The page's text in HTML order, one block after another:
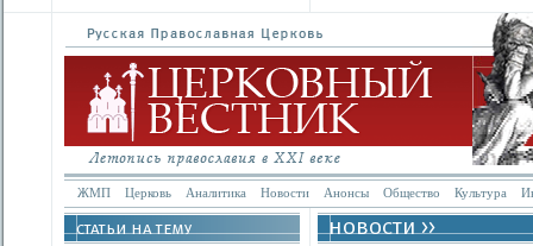
ЖМП Церковь Аналитика Новости Анонсы Общество Культура